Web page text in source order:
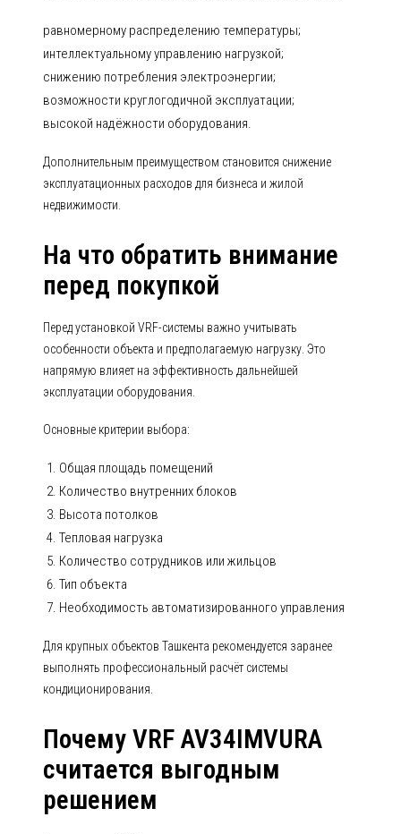
равномерному распределению температуры;
интеллектуальному управлению нагрузкой;
снижению потребления электроэнергии;
возможности круглогодичной эксплуатации;
высокой надёжности оборудования.
Дополнительным преимуществом становится снижение
эксплуатационных расходов для бизнеса и жилой
недвижимости.
На что обратить внимание
перед покупкой
Перед установкой VRF-системы важно учитывать
особенности объекта и предполагаемую нагрузку. Это
напрямую влияет на эффективность дальнейшей
эксплуатации оборудования.
Основные критерии выбора:
Общая площадь помещений
Количество внутренних блоков
Высота потолков
Тепловая нагрузка
Количество сотрудников или жильцов
Тип объекта
Необходимость автоматизированного управления
Для крупных объектов Ташкента рекомендуется заранее
выполнять профессиональный расчёт системы
кондиционирования.
Почему VRF AV34IMVURA
считается выгодным
решением